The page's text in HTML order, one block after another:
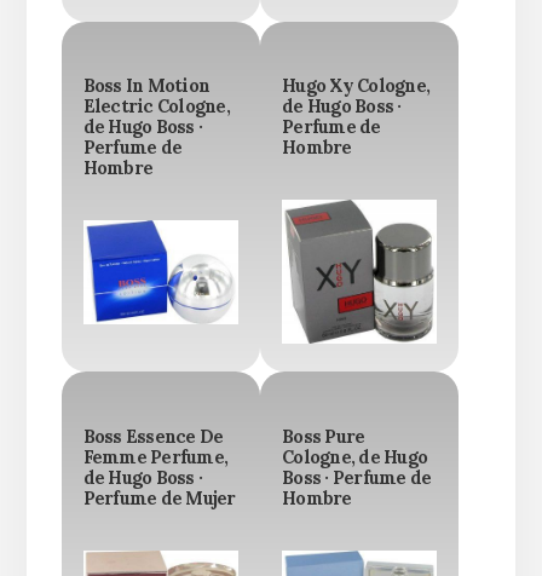
Boss In Motion
Electric Cologne,
de Hugo Boss ·
Perfume de
Hombre
Hugo Xy Cologne,
de Hugo Boss ·
Perfume de
Hombre
Boss Essence De
Femme Perfume,
de Hugo Boss ·
Perfume de Mujer
Boss Pure
Cologne, de Hugo
Boss · Perfume de
Hombre